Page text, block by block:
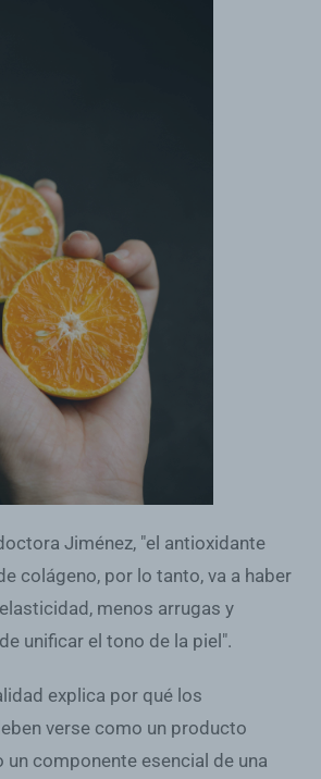
Jiménez, "el antioxidante
colágeno, por lo tanto, va a haber
menos arrugas y
unificar el tono de la piel".
explica por qué los
verse como un producto
un componente esencial de una